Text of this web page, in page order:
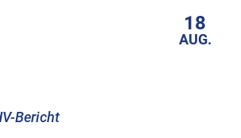
Bericht
18
AUG.